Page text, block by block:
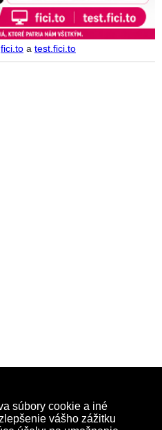
fici.to a test.fici.to